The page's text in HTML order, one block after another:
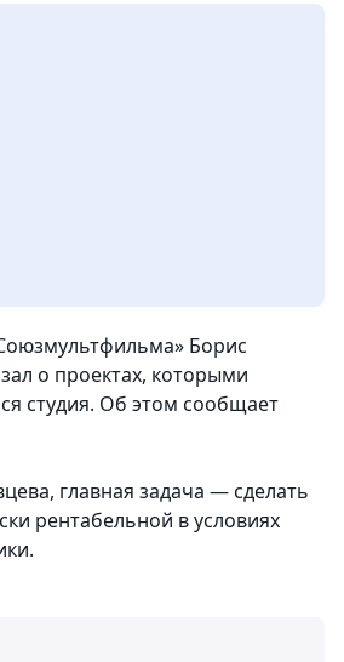
Борис
о проектах, которыми
студия. Об этом сообщает
главная задача — сделать
рентабельной в условиях